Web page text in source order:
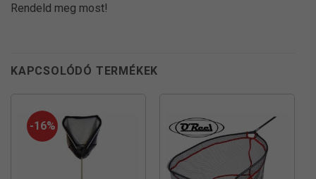
Rendeld meg most!
KAPCSOLÓDÓ TERMÉKEK
-16%